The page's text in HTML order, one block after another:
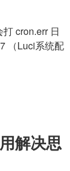
cron.err 日
（Luci系统配
解决思